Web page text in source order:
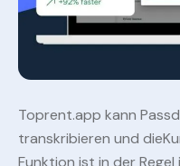
Toprent.app kann
transkribieren und
Funktion ist in der